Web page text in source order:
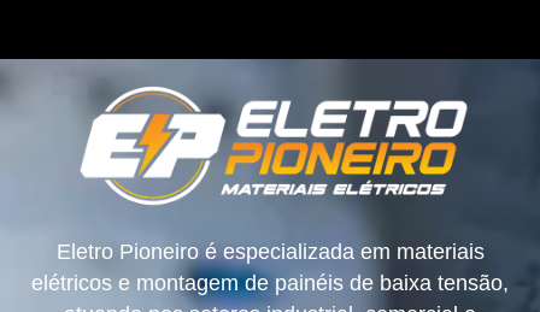
Eletro Pioneiro é especializada em materiais
elétricos e montagem de painéis de baixa tensão,